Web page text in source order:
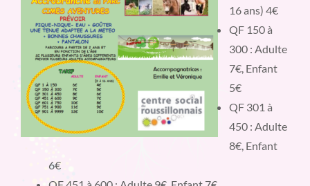
16 ans) 4€
QF 150 à
300 : Adulte
7€, Enfant
5€
QF 301 à
450 : Adulte
8€, Enfant
6€